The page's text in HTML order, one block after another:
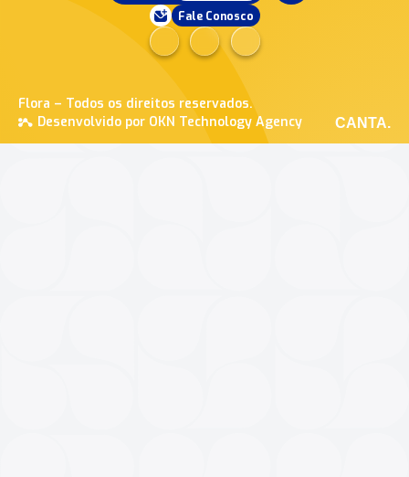
Fale Conosco
Flora – Todos os direitos reservados.
Desenvolvido por OKN Technology Agency
CANTA.